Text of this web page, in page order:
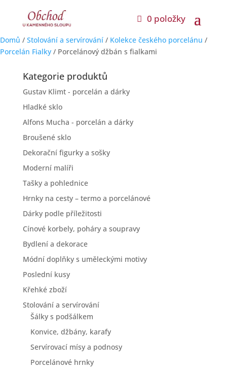
0 položky
Domů / Stolování a servírování / Kolekce českého porcelánu /
Porcelán Fialky / Porcelánový džbán s fialkami
Kategorie produktů
Gustav Klimt - porcelán a dárky
Hladké sklo
Alfons Mucha - porcelán a dárky
Broušené sklo
Dekorační figurky a sošky
Moderní malíři
Tašky a pohlednice
Hrnky na cesty – termo a porcelánové
Dárky podle příležitosti
Cínové korbely, poháry a soupravy
Bydlení a dekorace
Módní doplňky s uměleckými motivy
Poslední kusy
Křehké zboží
Stolování a servírování
Šálky s podšálkem
Konvice, džbány, karafy
Servírovací mísy a podnosy
Porcelánové hrnky